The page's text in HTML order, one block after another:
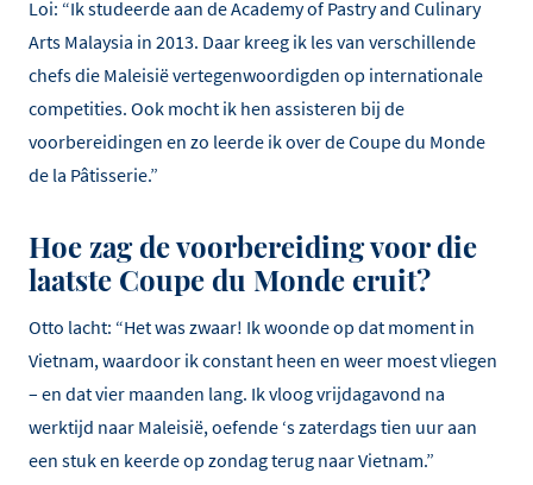
Loi: “Ik studeerde aan de Academy of Pastry and Culinary
Arts Malaysia in 2013. Daar kreeg ik les van verschillende
chefs die Maleisië vertegenwoordigden op internationale
competities. Ook mocht ik hen assisteren bij de
voorbereidingen en zo leerde ik over de Coupe du Monde
de la Pâtisserie.”
Hoe zag de voorbereiding voor die
laatste Coupe du Monde eruit?
Otto lacht: “Het was zwaar! Ik woonde op dat moment in
Vietnam, waardoor ik constant heen en weer moest vliegen
– en dat vier maanden lang. Ik vloog vrijdagavond na
werktijd naar Maleisië, oefende ‘s zaterdags tien uur aan
een stuk en keerde op zondag terug naar Vietnam.”